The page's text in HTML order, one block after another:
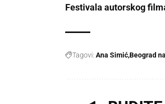
Festivala autorskog
Tagovi: Ana SimićBeograd